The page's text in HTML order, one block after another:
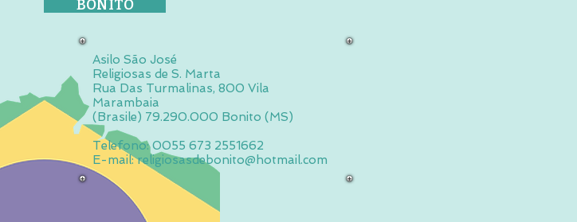
BONITO
Asilo São José
Religiosas de S. Marta
Rua Das Turmalinas, 800 Vila
Marambaia
(Brasile) 79.290.000 Bonito (MS)
Telefono: 0055 673 2551662
E-mail:religiosasdebonito@hotmail.com